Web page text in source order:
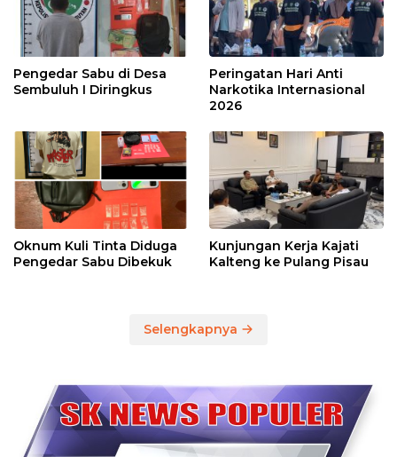
Pengedar Sabu di Desa
Sembuluh I Diringkus
Peringatan Hari Anti
Narkotika Internasional
2026
Oknum Kuli Tinta Diduga
Pengedar Sabu Dibekuk
Kunjungan Kerja Kajati
Kalteng ke Pulang Pisau
Selengkapnya